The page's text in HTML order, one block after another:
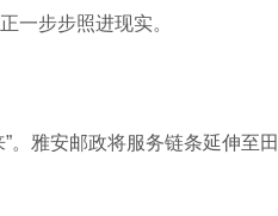
一步步照进现实。
雅安邮政将服务链条延伸至